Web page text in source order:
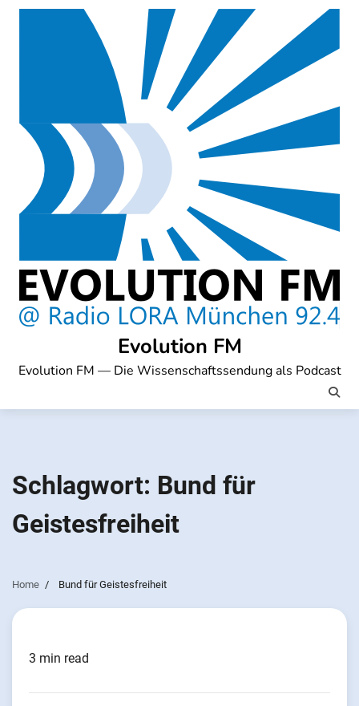
Skip
Evolution FM
Evolution FM — Die Wissenschaftssendung als Podcast
Schlagwort: Bund für
Geistesfreiheit
Home Bund für Geistesfreiheit
3 min read